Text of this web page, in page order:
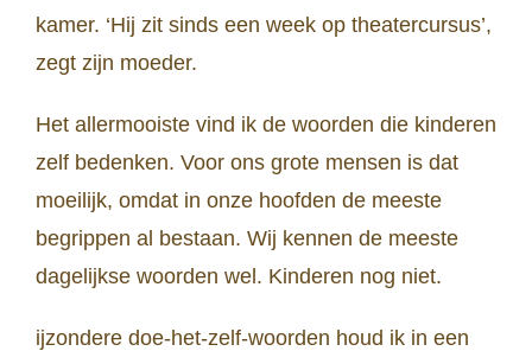
kamer. ‘Hij zit sinds een week op theatercursus’,
zegt zijn moeder.
Het allermooiste vind ik de woorden die kinderen
zelf bedenken. Voor ons grote mensen is dat
moeilijk, omdat in onze hoofden de meeste
begrippen al bestaan. Wij kennen de meeste
dagelijkse woorden wel. Kinderen nog niet.
ijzondere doe-het-zelf-woorden houd ik in een